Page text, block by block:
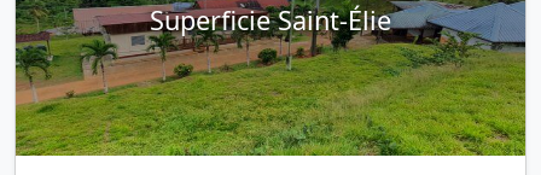
Superficie Saint-Élie